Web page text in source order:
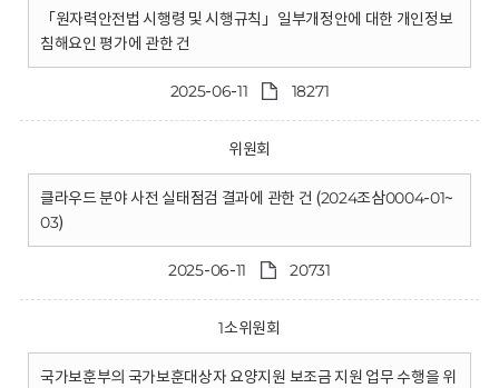
「원자력안전법 시행령 및 시행규칙」일부개정안에 대한 개인정보
침해요인 평가에 관한 건
2025-06-11 18271
위원회
클라우드 분야 사전 실태점검 결과에 관한 건 (2024조삼0004-01~
03)
2025-06-11 20731
1소위원회
국가보훈부의 국가보훈대상자 요양지원 보조금 지원 업무 수행을 위